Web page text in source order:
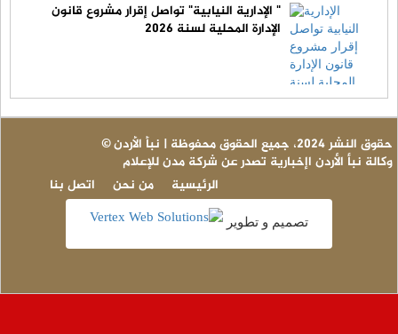
" الإدارية النيابية" تواصل إقرار مشروع قانون
الإدارة المحلية لسنة 2026
© حقوق النشر 2024، جميع الحقوق محفوظة | نبأ الأردن
وكالة نبأ الأردن اإخبارية تصدر عن شركة مدن للإعلام
اتصل بنا
من نحن الرئيسية
تصميم و تطوير